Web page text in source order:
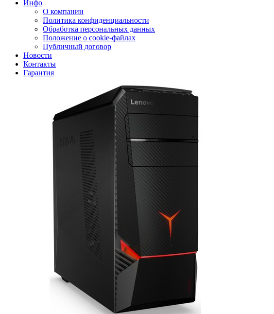
Инфо
О компании
Политика конфиденциальности
Обработка персональных данных
Положение о cookie-файлах
Публичный договор
Новости
Контакты
Гарантия